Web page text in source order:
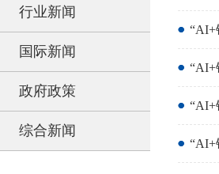
行业新闻
国际新闻
政府政策
综合新闻
“AI+
“AI+
“AI+
“AI+